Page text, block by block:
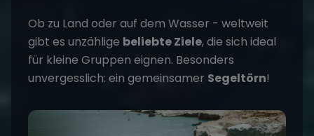
Ob zu Land oder auf dem Wasser - weltweit
gibt es unzählige beliebte Ziele, die sich ideal
für kleine Gruppen eignen. Besonders
unvergesslich: ein gemeinsamer Segeltörn!